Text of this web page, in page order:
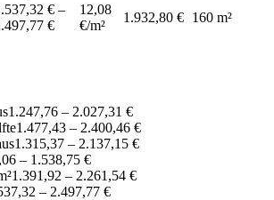
€ –
€
12,08
€/m²
1.932,80 € 160 m²
1.247,76 – 2.027,31 €
1.477,43 – 2.400,46 €
1.315,37 – 2.137,15 €
– 1.538,75 €
1.391,92 – 2.261,54 €
– 2.497,77 €